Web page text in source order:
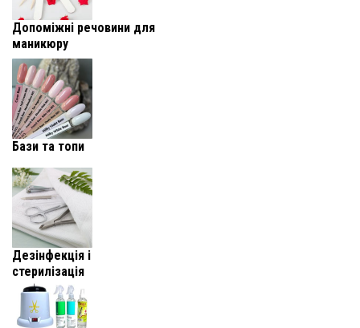
Допоміжні речовини для
маникюру
Бази та топи
Дезінфекція і
стерилізація